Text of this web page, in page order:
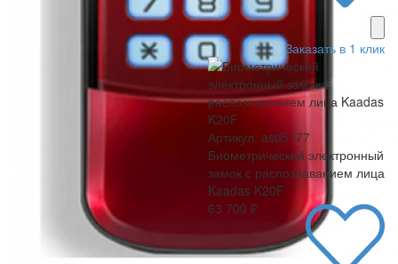
Заказать в 1 клик
Артикул: asd5177
Биометрический электронный
замок с распознаванием лица
Kaadas K20F
63 700 ₽